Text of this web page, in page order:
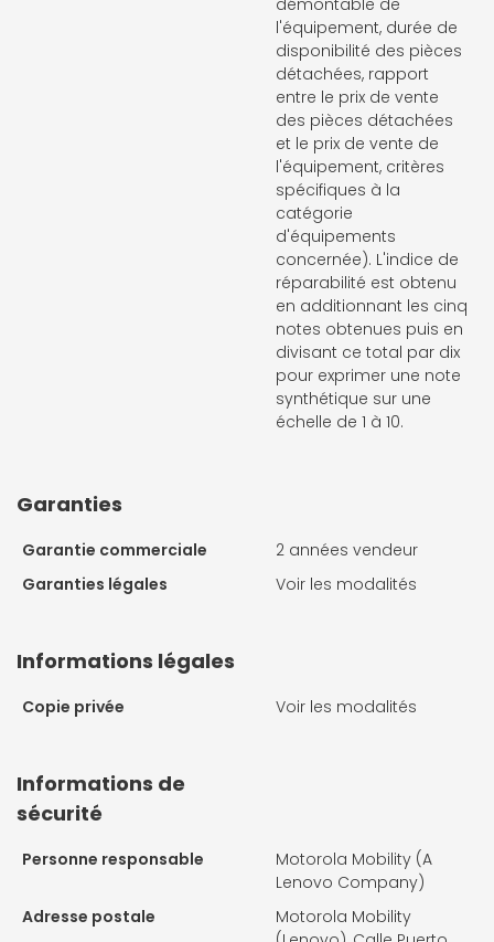
démontable de
l'équipement, durée de
disponibilité des pièces
détachées, rapport
entre le prix de vente
des pièces détachées
et le prix de vente de
l'équipement, critères
spécifiques à la
catégorie
d'équipements
concernée). L'indice de
réparabilité est obtenu
en additionnant les cinq
notes obtenues puis en
divisant ce total par dix
pour exprimer une note
synthétique sur une
échelle de 1 à 10.
Garanties
Garantie commerciale
2 années vendeur
Garanties légales
Voir les modalités
Informations légales
Copie privée Voir les modalités
Informations de
sécurité
Personne responsable
Motorola Mobility (A
Lenovo Company)
Adresse postale
Motorola Mobility